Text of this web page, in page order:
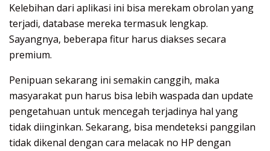
Kelebihan dari aplikasi ini bisa merekam obrolan yang
terjadi, database mereka termasuk lengkap.
Sayangnya, beberapa fitur harus diakses secara
premium.
Penipuan sekarang ini semakin canggih, maka
masyarakat pun harus bisa lebih waspada dan update
pengetahuan untuk mencegah terjadinya hal yang
tidak diinginkan. Sekarang, bisa mendeteksi panggilan
tidak dikenal dengan cara melacak no HP dengan